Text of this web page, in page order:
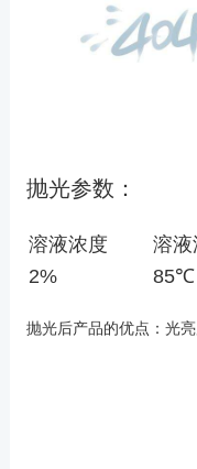
抛光参数：
溶液浓度 溶液
2%
85℃
抛光后产品的优点：光